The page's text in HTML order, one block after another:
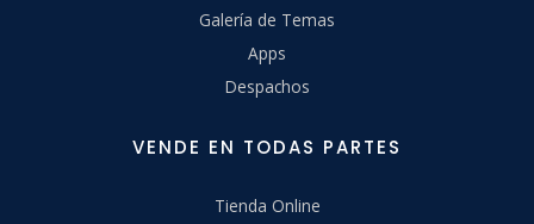
Galería de Temas
Apps
Despachos
VENDE EN TODAS PARTES
Tienda Online